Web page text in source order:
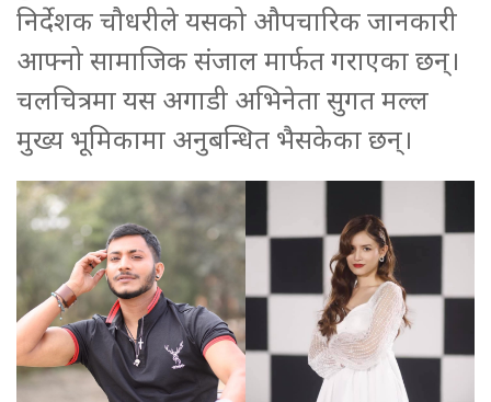
निर्देशक चौधरीले यसको औपचारिक जानकारी
आफ्नो सामाजिक संजाल मार्फत गराएका छन्।
चलचित्रमा यस अगाडी अभिनेता सुगत मल्ल
मुख्य भूमिकामा अनुबन्धित भैसकेका छन्।